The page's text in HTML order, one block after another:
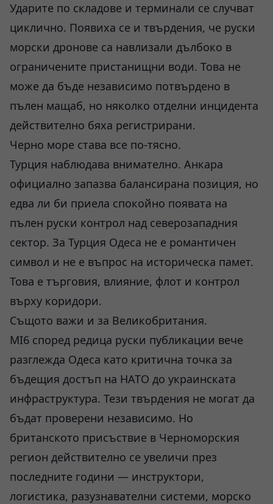
Ударите по складове и терминали се случват
циклично. Появиха се и твърдения, че руски
морски дронове са навлизали дълбоко в
ограничените пристанищни води. Това не
може да бъде независимо потвърдено в
пълен мащаб, но няколко отделни инцидента
действително бяха регистрирани.
Черно море става все по-тясно.
Турция наблюдава внимателно. Анкара
официално запазва балансирана позиция, но
едва ли би приела спокойно появата на
пълен руски контрол над северозападния
сектор. За Турция Одеса не е романтичен
символ и не е въпрос на историческа памет.
Това е търговия, влияние, флот и контрол
върху коридори.
Същото важи и за Великобритания.
MI6 според редица руски публикации вече
разглежда Одеса като критична точка за
бъдещия достъп на НАТО до украинската
инфраструктура. Тези твърдения не могат да
бъдат проверени независимо. Но
британското присъствие в Черноморския
регион действително се увеличи през
последните години — инструктори,
логистика, разузнавателни системи, морско